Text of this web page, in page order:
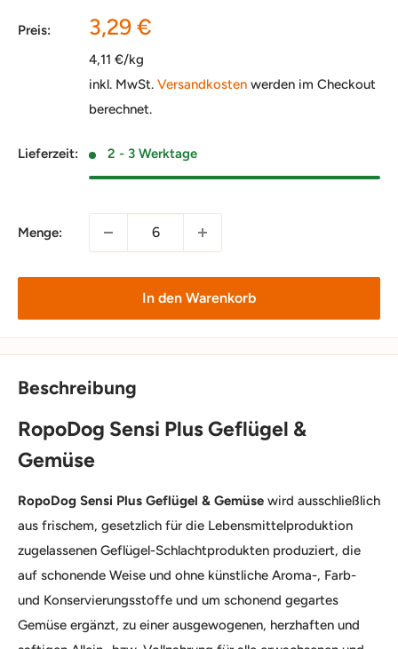
Preis: Sonderpreis
3,29 €
4,11 €/kg
inkl. MwSt. Versandkosten werden im Checkout
berechnet.
Lieferzeit: 2 - 3 Werktage
Menge:
In den Warenkorb
Beschreibung
RopoDog Sensi Plus Geflügel &
Gemüse
RopoDog Sensi Plus Geflügel & Gemüse wird ausschließlich
aus frischem, gesetzlich für die Lebensmittelproduktion
zugelassenen Geflügel-Schlachtprodukten produziert, die
auf schonende Weise und ohne künstliche Aroma-, Farb-
und Konservierungsstoffe und um schonend gegartes
Gemüse ergänzt, zu einer ausgewogenen, herzhaften und